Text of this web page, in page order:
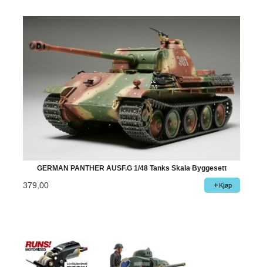
GERMAN PANTHER AUSF.G 1/48 Tanks Skala Byggesett
379,00 Kjøp